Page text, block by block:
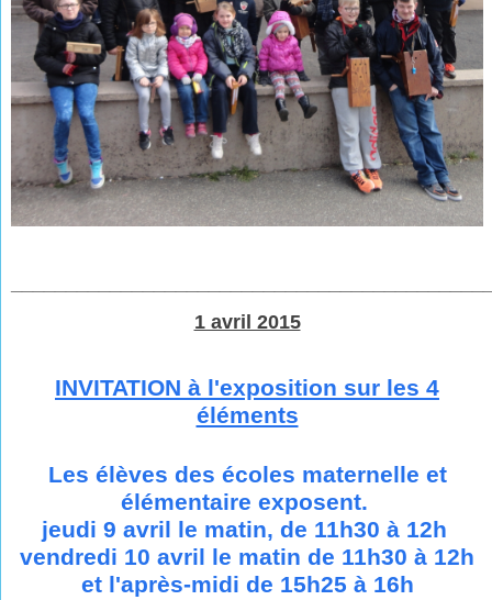
1 avril 2015
INVITATION à l'exposition sur les 4
éléments
Les élèves des écoles maternelle et
élémentaire exposent.
jeudi 9 avril le matin, de 11h30 à 12h
vendredi 10 avril le matin de 11h30 à 12h
et l'après-midi de 15h25 à 16h